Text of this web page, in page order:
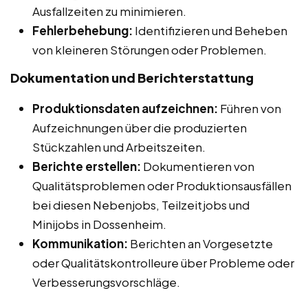
Ausfallzeiten zu minimieren.
Fehlerbehebung: Identifizieren und Beheben
von kleineren Störungen oder Problemen.
Dokumentation und Berichterstattung
Produktionsdaten aufzeichnen: Führen von
Aufzeichnungen über die produzierten
Stückzahlen und Arbeitszeiten.
Berichte erstellen: Dokumentieren von
Qualitätsproblemen oder Produktionsausfällen
bei diesen Nebenjobs, Teilzeitjobs und
Minijobs in Dossenheim.
Kommunikation: Berichten an Vorgesetzte
oder Qualitätskontrolleure über Probleme oder
Verbesserungsvorschläge.